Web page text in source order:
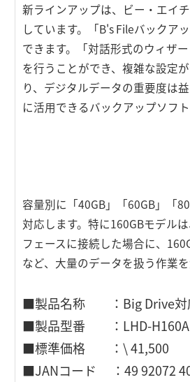
新ラインアップは、ビー・エイ
しています。「B's Fileバックア
できます。「対話形式のウィザ
を行うことができ、複雑な設定
り、デジタルデータの重要度は
に活用できるバックアップソフト
容量別に「40GB」「60GB」「
対応します。特に160GBモデル
フェースに接続した場合に、
など、大量のデータを扱う作業
■製品名称 ：Big Drive対応
■製品型番 ：LHD-
■標準価格 ：\ 41,500
■JANコード ：49 92072